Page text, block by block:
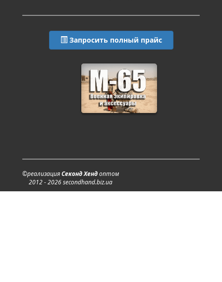
Запросить полный прайс
©реализацияСеконд Хендоптом
2012 - 2026 secondhand.biz.ua